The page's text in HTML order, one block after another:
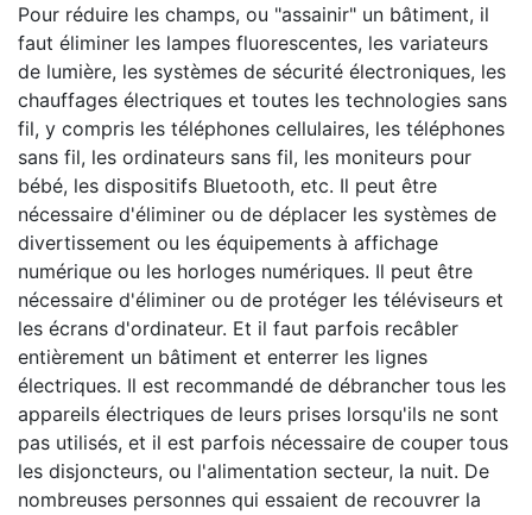
Pour réduire les champs, ou "assainir" un bâtiment, il
faut éliminer les lampes fluorescentes, les variateurs
de lumière, les systèmes de sécurité électroniques, les
chauffages électriques et toutes les technologies sans
fil, y compris les téléphones cellulaires, les téléphones
sans fil, les ordinateurs sans fil, les moniteurs pour
bébé, les dispositifs Bluetooth, etc. Il peut être
nécessaire d'éliminer ou de déplacer les systèmes de
divertissement ou les équipements à affichage
numérique ou les horloges numériques. Il peut être
nécessaire d'éliminer ou de protéger les téléviseurs et
les écrans d'ordinateur. Et il faut parfois recâbler
entièrement un bâtiment et enterrer les lignes
électriques. Il est recommandé de débrancher tous les
appareils électriques de leurs prises lorsqu'ils ne sont
pas utilisés, et il est parfois nécessaire de couper tous
les disjoncteurs, ou l'alimentation secteur, la nuit. De
nombreuses personnes qui essaient de recouvrer la